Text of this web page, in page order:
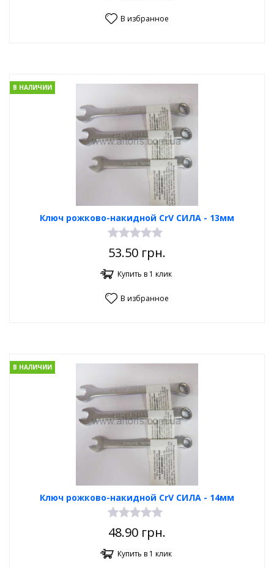
В избранное
Ключ рожково-накидной CrV СИЛА - 13мм
В НАЛИЧИИ
53.50 грн.
Купить в 1 клик
В избранное
Ключ рожково-накидной CrV СИЛА - 14мм
В НАЛИЧИИ
48.90 грн.
Купить в 1 клик